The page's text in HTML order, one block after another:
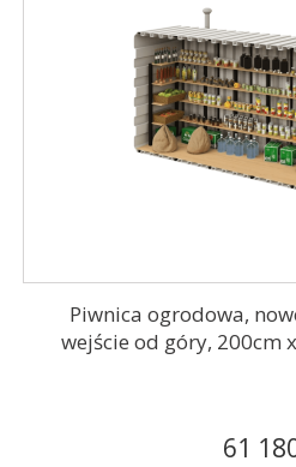
Piwnica ogrodowa,
wejście od góry, 200cm
61